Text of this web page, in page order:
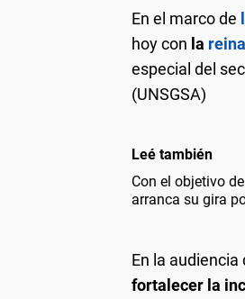
En el marco de
hoy con la
especial del
(UNSGSA)
Leé también
Con el objetivo
arranca su gira
En la
fortalecer la